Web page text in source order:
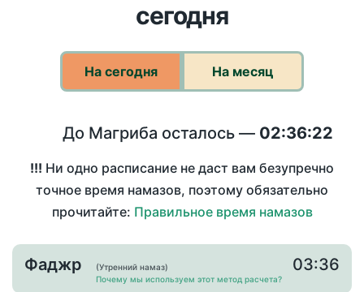
сегодня
На сегодня На месяц
До Магриба осталось — 02:36:22
!!! Ни одно расписание не даст вам безупречно
точное время намазов, поэтому обязательно
прочитайте: Правильное время намазов
Фаджр
(Утренний намаз)
Почему мы используем этот метод расчета?
03:36